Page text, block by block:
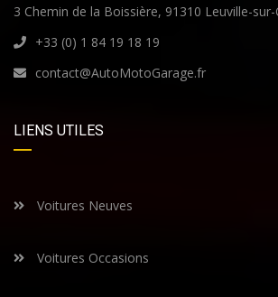
3 Chemin de la Boissière, 91310 Leuville-sur-
+33 (0) 1 84 19 18 19
contact@AutoMotoGarage.fr
LIENS UTILES
Voitures Neuves
Voitures Occasions